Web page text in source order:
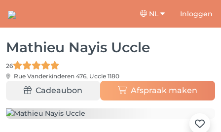
NL Inloggen
Mathieu Nayis Uccle
26
Rue Vanderkinderen 476, Uccle 1180
Cadeaubon Afspraak maken